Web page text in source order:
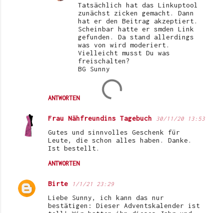
ANTWORTEN
Tatsächlich hat das Linkuptool
zunächst zicken gemacht. Dann
hat er den Beitrag akzeptiert.
Scheinbar hatte er smden Link
gefunden. Da stand allerdings
was von wird moderiert.
Vielleicht musst Du was
freischalten?
BG Sunny
Frau Nähfreundins Tagebuch 30/11/20 13:53
Gutes und sinnvolles Geschenk für
Leute, die schon alles haben. Danke.
Ist bestellt.
ANTWORTEN
Birte 1/1/21 23:29
Liebe Sunny, ich kann das nur
bestätigen: Dieser Adventskalender ist